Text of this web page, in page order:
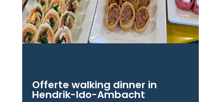
Offerte walking dinner in
Hendrik-Ido-Ambacht